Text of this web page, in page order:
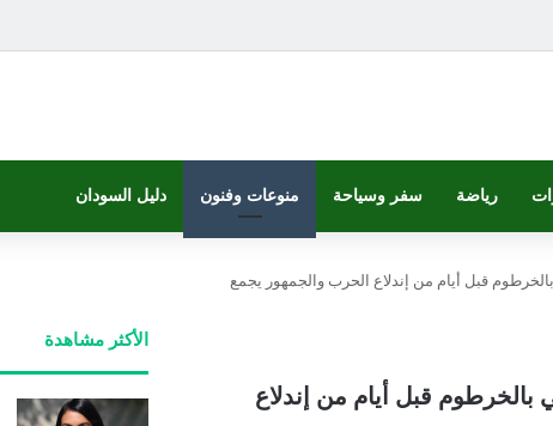
رياضة سفر وسياحة منوعات وفنون دليل السودان
قبل أيام من إندلاع الحرب والجمهور يجمع
قبل أيام من إندلاع
الأكثر مشاهدة